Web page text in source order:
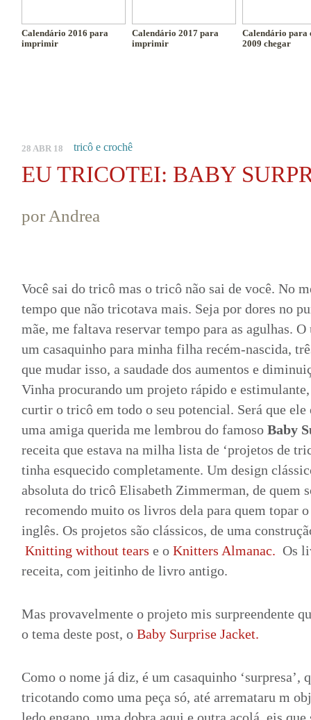
Calendário 2016 para
imprimir
Calendário 2017 para
imprimir
Calendário para
2009 chegar
28 ABR 18 tricô e crochê
EU TRICOTEI: BABY
por Andrea
Você sai do tricô mas o tricô não sai de você. No
tempo que não tricotava mais. Seja por dores no
mãe, me faltava reservar tempo para as agulhas.
um casaquinho para minha filha recém-nascida,
que mudar isso, a saudade dos aumentos e
Vinha procurando um projeto rápido e
curtir o tricô em todo o seu potencial. Será que
uma amiga querida me lembrou do famoso Baby
receita que estava na milha lista de ‘projetos de
tinha esquecido completamente. Um design
absoluta do tricô Elisabeth Zimmerman, de quem
recomendo muito os livros dela para quem topar
inglês. Os projetos são clássicos, de uma
Knitting without tears e o Knitters Almanac. Os
receita, com jeitinho de livro antigo.
Mas provavelmente o projeto mis surpreendente
o tema deste post, o Baby Surprise Jacket.
Como o nome já diz, é um casaquinho ‘surpresa’,
tricotando como uma peça só, até arremataru m